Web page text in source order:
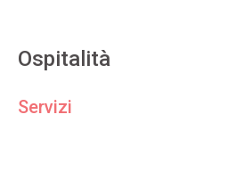
Ospitalità
Servizi